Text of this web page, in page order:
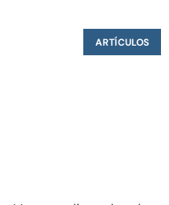
ARTÍCULOS